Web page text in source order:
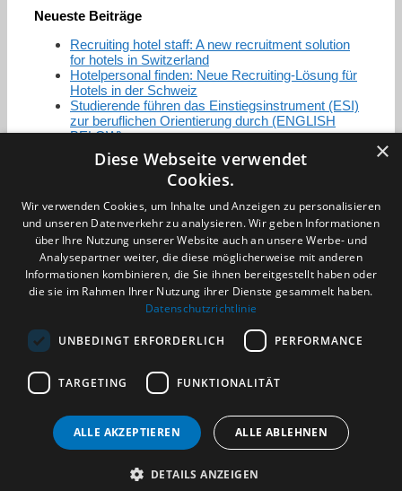
Neueste Beiträge
Recruiting hotel staff: A new recruitment solution
for hotels in Switzerland
Hotelpersonal finden: Neue Recruiting-Lösung für
Hotels in der Schweiz
Studierende führen das Einstiegsinstrument (ESI)
zur beruflichen Orientierung durch (ENGLISH
BELOW)
Zertifizierung / Mitgliedschaften
Datenschutzerklärung
Benachrichtigungsservice
Kontakt und Anfahrt
(c) 2026 TALENTBRÜCKE GmbH & Co. KG
×
Diese Webseite verwendet
Cookies.
Wir verwenden Cookies, um Inhalte und Anzeigen zu personalisieren
und unseren Datenverkehr zu analysieren. Wir geben Informationen
über Ihre Nutzung unserer Website auch an unsere Werbe- und
Analysepartner weiter, die diese möglicherweise mit anderen
Informationen kombinieren, die Sie ihnen bereitgestellt haben oder
die sie im Rahmen Ihrer Nutzung ihrer Dienste gesammelt haben.
Datenschutzrichtlinie
UNBEDINGT ERFORDERLICH PERFORMANCE
TARGETING FUNKTIONALITÄT
ALLE AKZEPTIEREN ALLE ABLEHNEN
DETAILS ANZEIGEN